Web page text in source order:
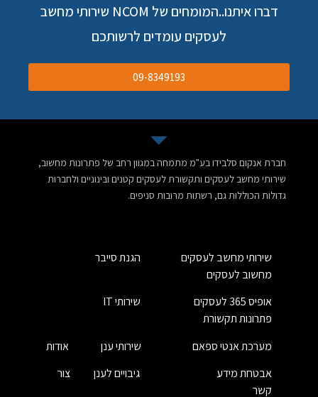
דברו איתנו..המומחים של NCOM שירותי מחשב
לעסקים עומדים לרשותכם
09-8349193
חברת אנקום סלבידו בע"מ מתמחה במגוון רחב של פתרונות מחשוב,
שירותי מחשב לעסקים ותקשורת לעסקים קטנים ובינוניים ולחברות
גדולות הכוללות גם, רשתות מרובות סניפים.
שירותי מחשב לעסקים
הגנת סייבר
מחשוב לעסקים
אופיס 365 לעסקים
שירותי IT
פתרונות תקשורת
מערכת אנטי ספאם
שירותי ענן
אודות
אבטחת מידע
גיבויים לענן
צור
קשר